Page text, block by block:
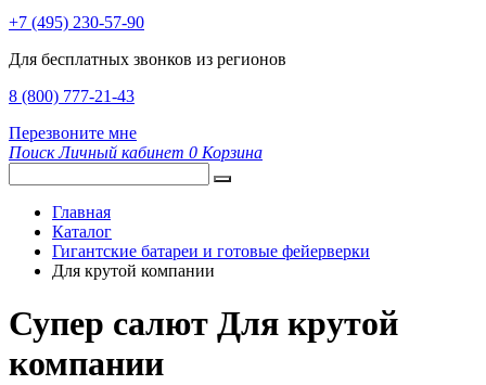
+7 (495) 230-57-90
Для бесплатных звонков из регионов
8 (800) 777-21-43
Перезвоните мне
Поиск Личный кабинет 0 Корзина
Главная
Каталог
Гигантские батареи и готовые фейерверки
Для крутой компании
Супер салют Для крутой
компании